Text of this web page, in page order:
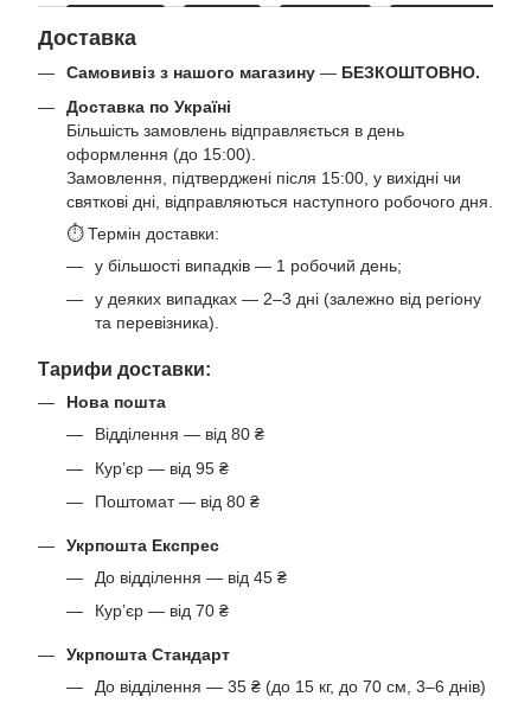
Доставка
Самовивіз з нашого магазину — БЕЗКОШТОВНО.
Доставка по Україні
Більшість замовлень відправляється в день
оформлення (до 15:00).
Замовлення, підтверджені після 15:00, у вихідні чи
святкові дні, відправляються наступного робочого дня.
⏱ Термін доставки:
у більшості випадків — 1 робочий день;
у деяких випадках — 2–3 дні (залежно від регіону
та перевізника).
Тарифи доставки:
Нова пошта
Відділення — від 80 ₴
Кур’єр — від 95 ₴
Поштомат — від 80 ₴
Укрпошта Експрес
До відділення — від 45 ₴
Кур’єр — від 70 ₴
Укрпошта Стандарт
До відділення — 35 ₴ (до 15 кг, до 70 см, 3–6 днів)